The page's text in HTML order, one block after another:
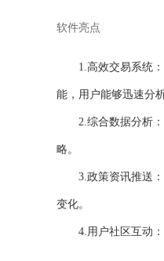
软件亮点
1.高效交易系统
能，用户能够迅速分
2.综合数据分析
略。
3.政策资讯推送
变化。
4.用户社区互动